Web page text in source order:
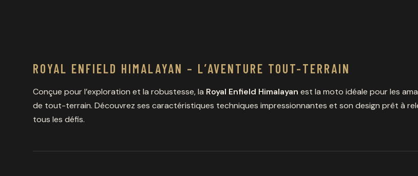
ROYAL ENFIELD HIMALAYAN – L’AVENTURE TOUT-TERRAIN
Conçue pour l’exploration et la robustesse, la Royal Enfield Himalayan est la moto idéale pour les
de tout-terrain. Découvrez ses caractéristiques techniques impressionnantes et son design prêt à
tous les défis.